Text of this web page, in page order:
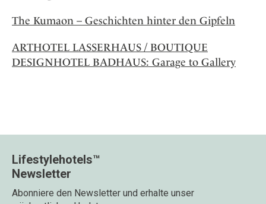
The Kumaon – Geschichten hinter den Gipfeln
ARTHOTEL LASSERHAUS / BOUTIQUE
DESIGNHOTEL BADHAUS: Garage to Gallery
Lifestylehotels™
Newsletter
Abonniere den Newsletter und erhalte unser